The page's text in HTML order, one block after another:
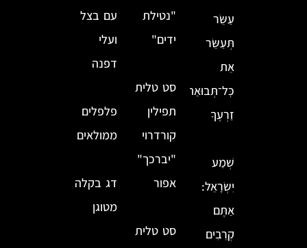
עַשֵּׂר
תְּעַשֵּׂר
אֵת
כׇּל־תְּבוּאַת
זַרְעֶךָ
שְׁמַע
יִשְׂרָאֵל:
אַתֶּם
קְרֵבִים
"נטילת
ידים"
סט טלית
תפילין
קורדרוי
"יברכך"
אפור
סט טלית
עם בצל
ועלי
דפנה
פלפלים
ממולאים
דג בקלה
מטוגן